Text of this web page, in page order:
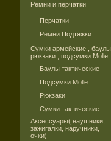
Ремни и перчатки
Перчатки
Ремни.Подтяжки.
Сумки армейские , баулы,
рюкзаки , подсумки Molle
Баулы тактические
Подсумки Molle
Рюкзаки
Сумки тактические
Аксессуары( наушники,
зажигалки, наручники,
очки)